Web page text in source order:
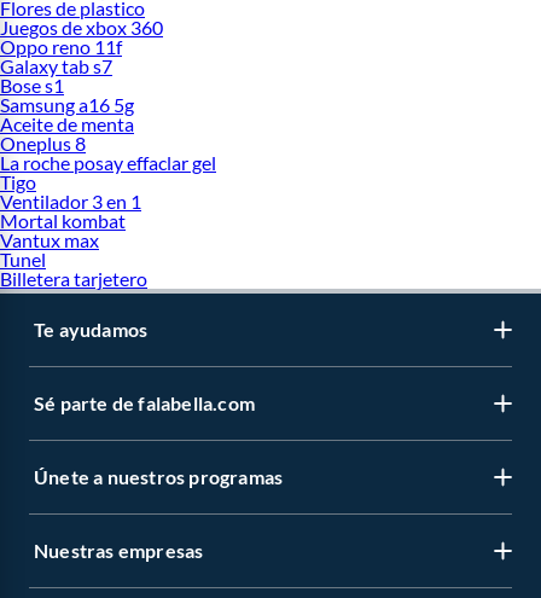
Flores de plastico
Juegos de xbox 360
Oppo reno 11f
Galaxy tab s7
Bose s1
Samsung a16 5g
Aceite de menta
Oneplus 8
La roche posay effaclar gel
Tigo
Ventilador 3 en 1
Mortal kombat
Vantux max
Tunel
Billetera tarjetero
Te ayudamos
Sé parte de falabella.com
Únete a nuestros programas
Nuestras empresas